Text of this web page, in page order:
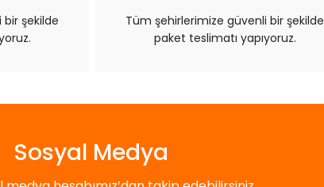
şekilde
Tüm şehirlerimize güvenli bir şekilde
paket teslimatı yapıyoruz.
Sosyal Medya